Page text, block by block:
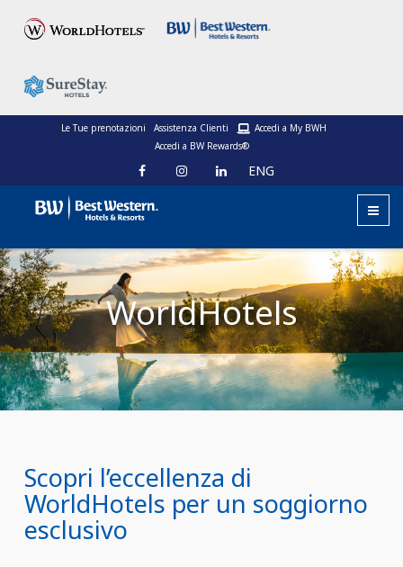
Le Tue prenotazioni Assistenza Clienti
Accedi a My BWH
Accedi a BW Rewards®
ENG
WorldHotels
Scopri l’eccellenza di
WorldHotels per un soggiorno
esclusivo